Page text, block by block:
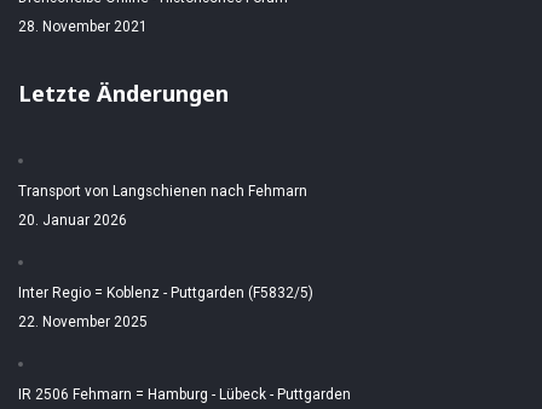
28. November 2021
Letzte Änderungen
Transport von Langschienen nach Fehmarn
20. Januar 2026
Inter Regio = Koblenz - Puttgarden (F5832/5)
22. November 2025
IR 2506 Fehmarn = Hamburg - Lübeck - Puttgarden